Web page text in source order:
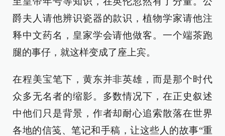
爵夫人请他辨识瓷器的款识，植物学家请他注
释中文药名，皇家学会请他做客。一个端茶跑
腿的事仔，就这样变成了座上宾。
在程美宝笔下，黄东并非英雄，而是那个时代
众多无名者的缩影。多数情况下，在正史叙述
中他们只是背景，作者却耐心追索散落在世界
各地的信笺、笔记和手稿，让这些人的故事“重